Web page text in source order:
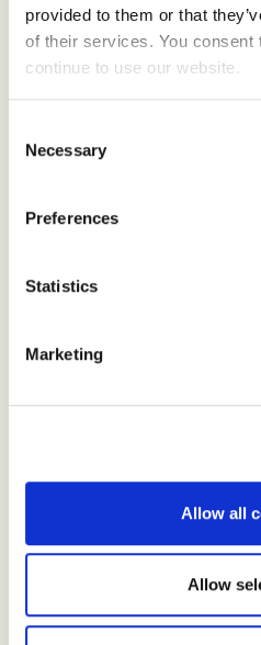
provided to them or that
of their services. You consent
continue to use our website.
Selection
Necessary
Preferences
Statistics
Marketing
Allow all
Allow
produkter tilgjengelig
er ikke nødvendigvis det
mener det er mulig å være
smakfull og bærekraftig